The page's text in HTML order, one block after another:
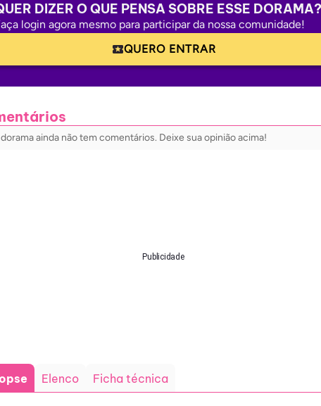
DIZER O QUE PENSA SOBRE ESSE DORAMA?
login agora mesmo para participar da nossa comunidade!
QUERO ENTRAR
ainda não tem comentários. Deixe sua opinião acima!
Publicidade
Elenco Ficha técnica